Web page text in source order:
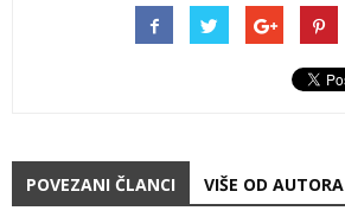
POVEZANI ČLANCI VIŠE OD AUTORA